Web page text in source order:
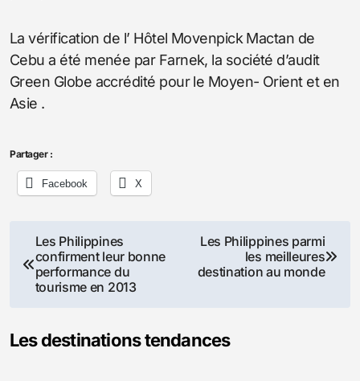
La vérification de l’ Hôtel Movenpick Mactan de
Cebu a été menée par Farnek, la société d’audit
Green Globe accrédité pour le Moyen- Orient et en
Asie .
Partager :
Facebook X
Navigation
de
Les Philippines
confirment leur bonne
performance du
tourisme en 2013
Les Philippines parmi
les meilleures
destination au monde
Les destinations tendances